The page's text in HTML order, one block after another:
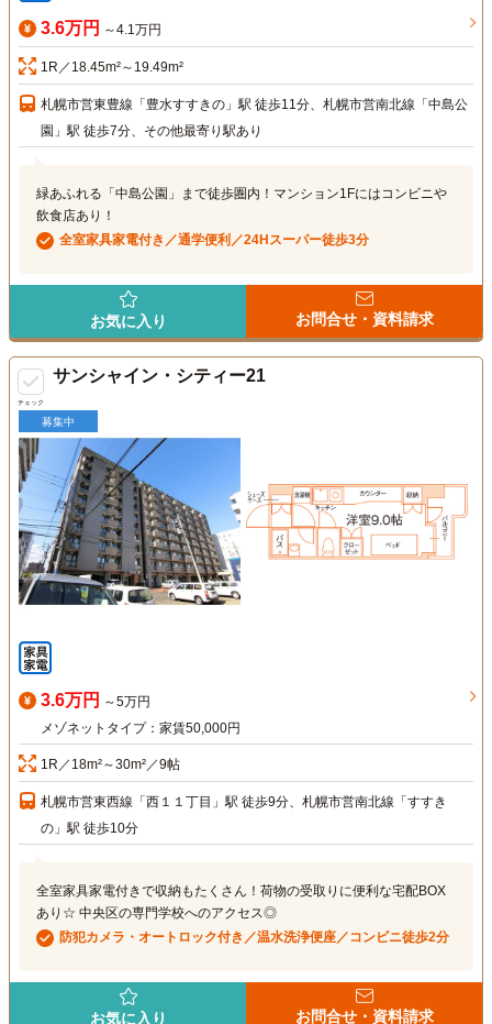
3.6万円 ～4.1万円
1R／18.45m²～19.49m²
札幌市営東豊線「豊水すすきの」駅 徒歩11分、札幌市営南北線「中島公
園」駅 徒歩7分、その他最寄り駅あり
緑あふれる「中島公園」まで徒歩圏内！マンション1Fにはコンビニや
飲食店あり！
全室家具家電付き／通学便利／24Hスーパー徒歩3分
お気に入り お問合せ・資料請求
チェック
サンシャイン・シティー21
募集中
3.6万円 ～5万円
メゾネットタイプ：家賃50,000円
1R／18m²～30m²／9帖
札幌市営東西線「西１１丁目」駅 徒歩9分、札幌市営南北線「すすき
の」駅 徒歩10分
全室家具家電付きで収納もたくさん！荷物の受取りに便利な宅配BOX
あり☆ 中央区の専門学校へのアクセス◎
防犯カメラ・オートロック付き／温水洗浄便座／コンビニ徒歩2分
お気に入り お問合せ・資料請求